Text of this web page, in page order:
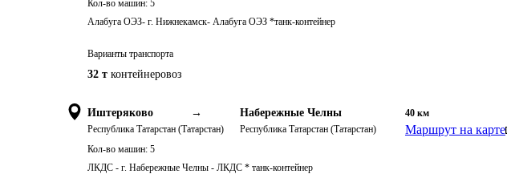
Кол-во машин: 5
Алабуга ОЭЗ- г. Нижнекамск- Алабуга ОЭЗ *танк-контейнер
Варианты транспорта
32 т контейнеровоз
Иштеряково →
Республика Татарстан (Татарстан)
Набережные Челны
Республика Татарстан (Татарстан)
40 км
Маршрут на карте
Кол-во машин: 5
ЛКДС - г. Набережные Челны - ЛКДС * танк-контейнер